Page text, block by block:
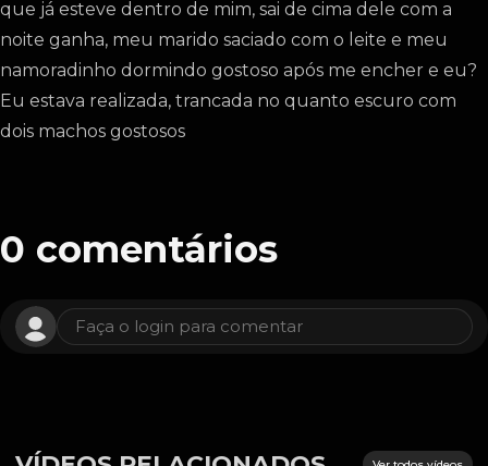
que já esteve dentro de mim, sai de cima dele com a
noite ganha, meu marido saciado com o leite e meu
namoradinho dormindo gostoso após me encher e eu?
Eu estava realizada, trancada no quanto escuro com
dois machos gostosos
0 comentários
Faça o login para comentar